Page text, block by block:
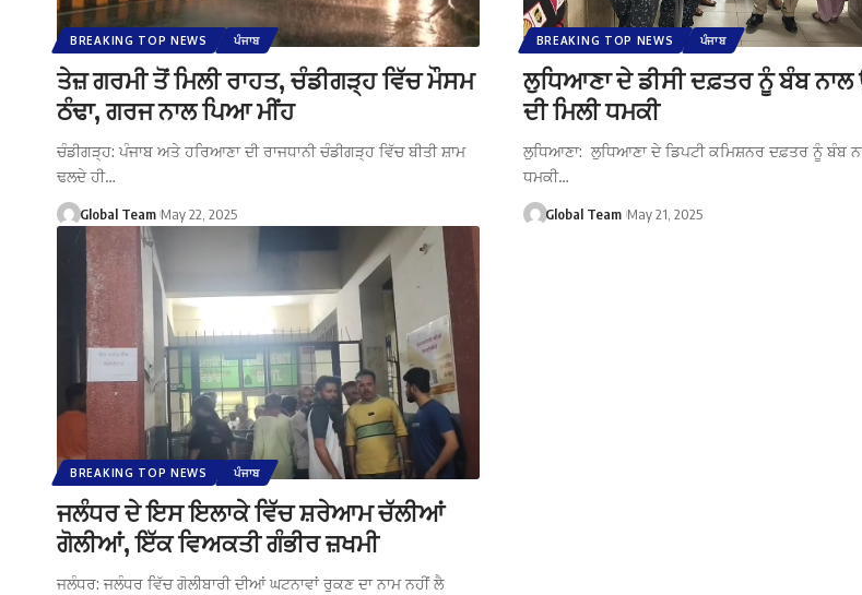
BREAKING TOP NEWS ਪੰਜਾਬ
ਤੇਜ਼ ਗਰਮੀ ਤੋਂ ਮਿਲੀ ਰਾਹਤ, ਚੰਡੀਗੜ੍ਹ ਵਿੱਚ ਮੌਸਮ
ਠੰਢਾ, ਗਰਜ ਨਾਲ ਪਿਆ ਮੀਂਹ
ਚੰਡੀਗੜ੍ਹ: ਪੰਜਾਬ ਅਤੇ ਹਰਿਆਣਾ ਦੀ ਰਾਜਧਾਨੀ ਚੰਡੀਗੜ੍ਹ ਵਿੱਚ ਬੀਤੀ ਸ਼ਾਮ
ਢਲਦੇ ਹੀ…
Global Team May 22, 2025
BREAKING TOP NEWS ਪੰਜਾਬ
ਲੁਧਿਆਣਾ ਦੇ ਡੀਸੀ ਦਫ਼ਤਰ ਨੂੰ ਬੰਬ ਨਾਲ
ਦੀ ਮਿਲੀ ਧਮਕੀ
ਲੁਧਿਆਣਾ: ਲੁਧਿਆਣਾ ਦੇ ਡਿਪਟੀ ਕਮਿਸ਼ਨਰ ਦਫ਼ਤਰ ਨੂੰ ਬੰਬ
ਧਮਕੀ…
Global Team May 21, 2025
BREAKING TOP NEWS ਪੰਜਾਬ
ਜਲੰਧਰ ਦੇ ਇਸ ਇਲਾਕੇ ਵਿੱਚ ਸ਼ਰੇਆਮ ਚੱਲੀਆਂ
ਗੋਲੀਆਂ, ਇੱਕ ਵਿਅਕਤੀ ਗੰਭੀਰ ਜ਼ਖਮੀ
ਜਲੰਧਰ: ਜਲੰਧਰ ਵਿੱਚ ਗੋਲੀਬਾਰੀ ਦੀਆਂ ਘਟਨਾਵਾਂ ਰੁਕਣ ਦਾ ਨਾਮ ਨਹੀਂ ਲੈ